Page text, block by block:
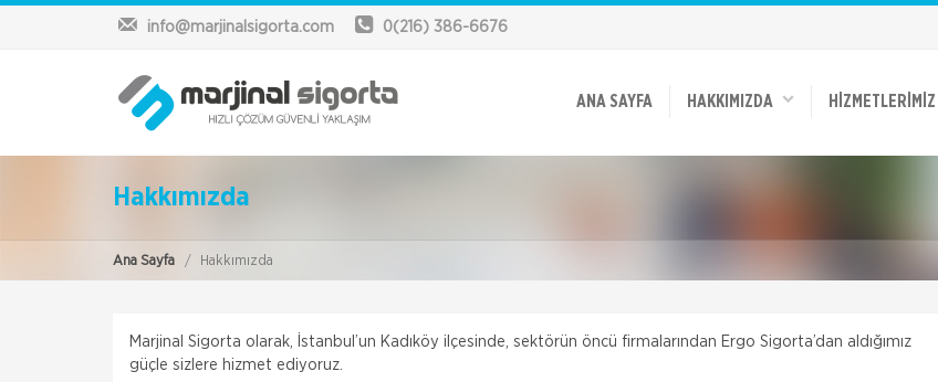
info@marjinalsigorta.com 0(216) 386-6676
ANA SAYFA HAKKIMIZDA HİZMETLERİMİZ
Hakkımızda
Ana Sayfa Hakkımızda
Marjinal Sigorta olarak, İstanbul’un Kadıköy ilçesinde, sektörün öncü firmalarından Ergo Sigorta’dan aldığımız
güçle sizlere hizmet ediyoruz.